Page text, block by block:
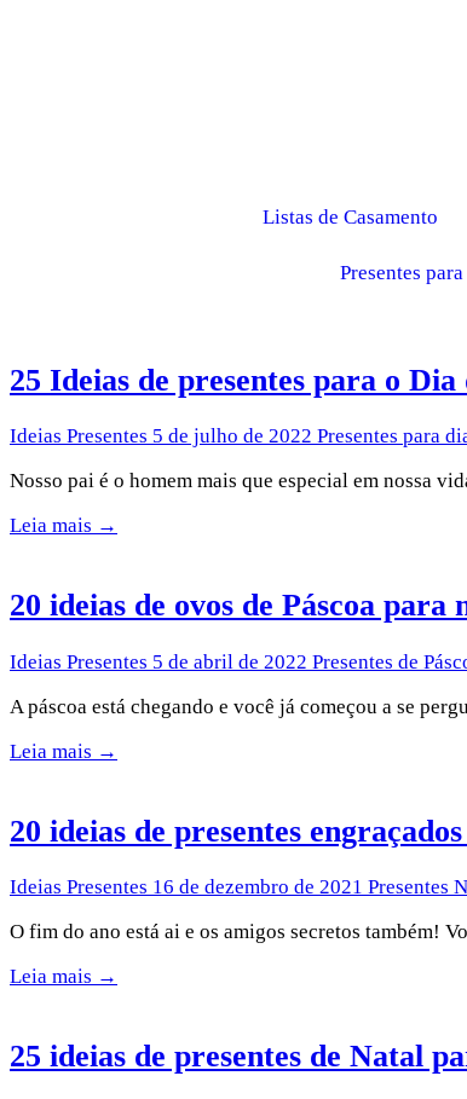
Listas de Casamento
Presentes
25 Ideias de presentes para o Dia
Ideias Presentes 5 de julho de 2022 Presentes para
Nosso pai é o homem mais que especial em nossa
Leia mais →
20 ideias de ovos de Páscoa para
Ideias Presentes 5 de abril de 2022 Presentes de
A páscoa está chegando e você já começou a se
Leia mais →
20 ideias de presentes
Ideias Presentes 16 de dezembro de 2021 Presentes
O fim do ano está ai e os amigos secretos também!
Leia mais →
25 ideias de presentes de Natal